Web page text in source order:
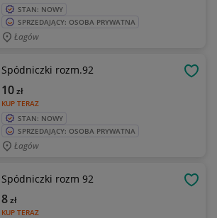
STAN: NOWY
SPRZEDAJĄCY: OSOBA PRYWATNA
Łagów
Spódniczki rozm.92
KUP TERAZ
10zł
STAN: NOWY
SPRZEDAJĄCY: OSOBA PRYWATNA
Łagów
Spódniczki rozm 92
KUP TERAZ
8zł